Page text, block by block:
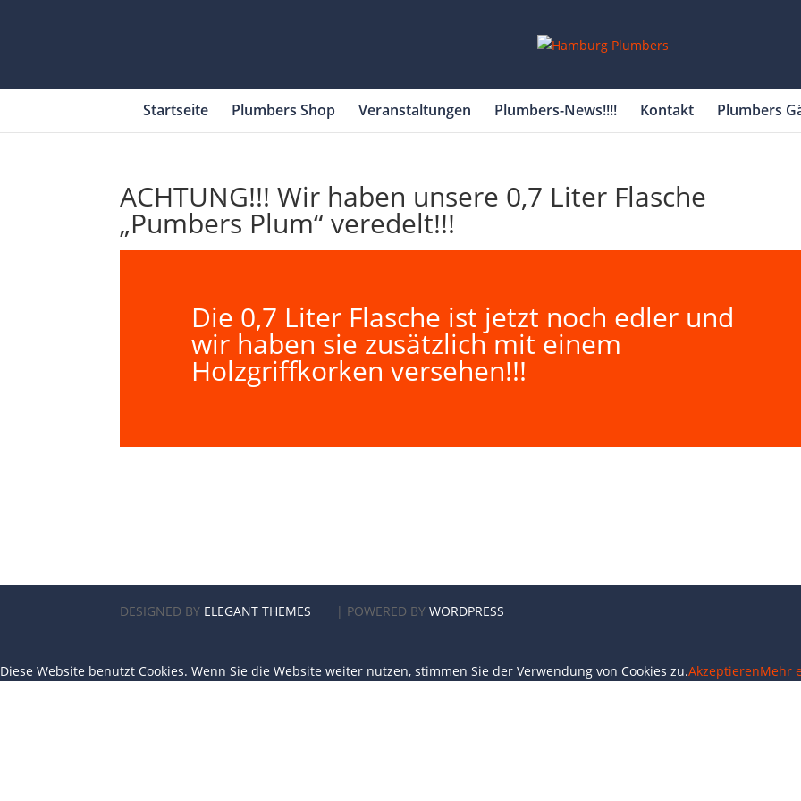
Startseite Plumbers Shop Veranstaltungen Plumbers-News!!!! Kontakt Plumbers
ACHTUNG!!! Wir haben unsere 0,7 Liter Flasche
„Pumbers Plum“ veredelt!!!
Die 0,7 Liter Flasche ist jetzt noch edler und
wir haben sie zusätzlich mit einem
Holzgriffkorken versehen!!!
DESIGNED BY ELEGANT THEMES | POWERED BYWORDPRESS
Diese Website benutzt Cookies. Wenn Sie die Website weiter nutzen, stimmen Sie der Verwendung von Cookies zu.AkzeptierenMehr